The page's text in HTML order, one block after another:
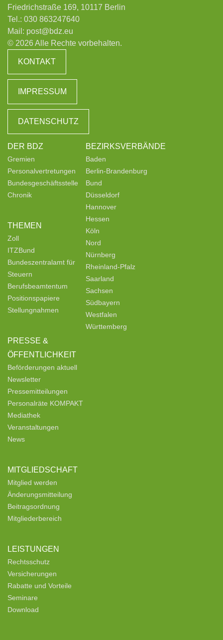
Friedrichstraße 169, 10117 Berlin
Tel.: 030 863247640
Mail: post@bdz.eu
© 2026 Alle Rechte vorbehalten.
KONTAKT
IMPRESSUM
DATENSCHUTZ
DER BDZ
Gremien
Personalvertretungen
Bundesgeschäftsstelle
Chronik
THEMEN
Zoll
ITZBund
Bundeszentralamt für
Steuern
Berufsbeamtentum
Positionspapiere
Stellungnahmen
PRESSE &
ÖFFENTLICHKEIT
Beförderungen aktuell
Newsletter
Pressemitteilungen
Personalräte KOMPAKT
Mediathek
Veranstaltungen
News
MITGLIEDSCHAFT
Mitglied werden
Änderungsmitteilung
Beitragsordnung
Mitgliederbereich
LEISTUNGEN
Rechtsschutz
Versicherungen
Rabatte und Vorteile
Seminare
Download
BEZIRKSVERBÄNDE
Baden
Berlin-Brandenburg
Bund
Düsseldorf
Hannover
Hessen
Köln
Nord
Nürnberg
Rheinland-Pfalz
Saarland
Sachsen
Südbayern
Westfalen
Württemberg